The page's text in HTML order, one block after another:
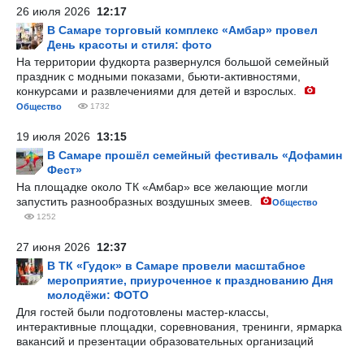
26 июля 2026 12:17
В Самаре торговый комплекс «Амбар» провел
День красоты и стиля: фото
На территории фудкорта развернулся большой семейный
праздник с модными показами, бьюти-активностями,
конкурсами и развлечениями для детей и взрослых.
Общество 1732
19 июля 2026 13:15
В Самаре прошёл семейный фестиваль «Дофамин
Фест»
На площадке около ТК «Амбар» все желающие могли
запустить разнообразных воздушных змеев.
Общество
1252
27 июня 2026 12:37
В ТК «Гудок» в Самаре провели масштабное
мероприятие, приуроченное к празднованию Дня
молодёжи: ФОТО
Для гостей были подготовлены мастер-классы,
интерактивные площадки, соревнования, тренинги, ярмарка
вакансий и презентации образовательных организаций